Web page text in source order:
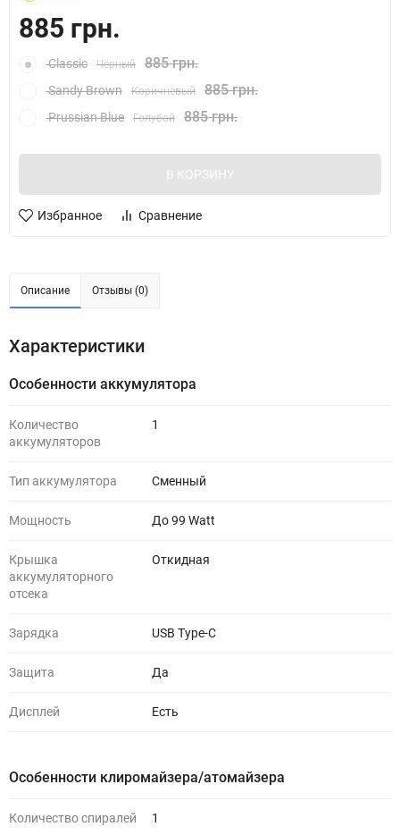
885 грн.
Classic Чёрный 885 грн.
Sandy Brown Коричневый 885 грн.
Prussian Blue Голубой 885 грн.
В КОРЗИНУ
Избранное Сравнение
Описание Отзывы (0)
Характеристики
Особенности аккумулятора
Количество
аккумуляторов
1
Тип аккумулятора Сменный
Мощность До 99 Watt
Крышка
аккумуляторного
отсека
Откидная
Зарядка USB Type-C
Защита Да
Дисплей Есть
Особенности клиромайзера/атомайзера
Количество спиралей 1